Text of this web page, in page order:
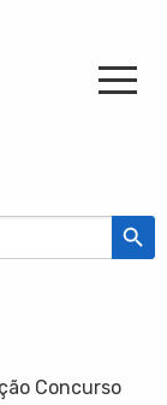
Search
Concurso